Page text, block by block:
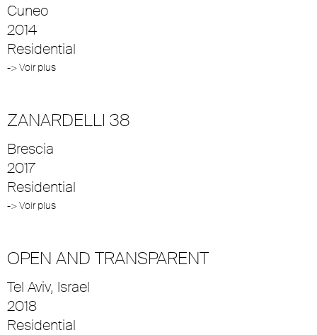
Cuneo
2014
Residential
-> Voir plus
ZANARDELLI 38
Brescia
2017
Residential
-> Voir plus
OPEN AND TRANSPARENT
Tel Aviv, Israel
2018
Residential